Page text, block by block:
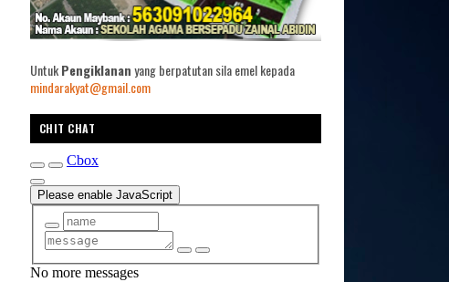
UntukPengiklananyang berpatutan sila emel kepada
mindarakyat@gmail.com
CHIT CHAT